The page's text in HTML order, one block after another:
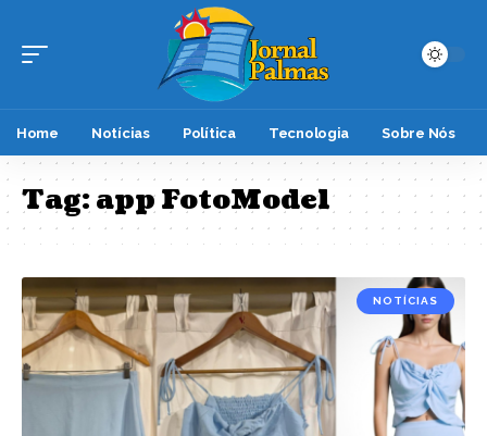
Home Notícias Política Tecnologia Sobre Nós
Tag:app FotoModel
NOTÍCIAS